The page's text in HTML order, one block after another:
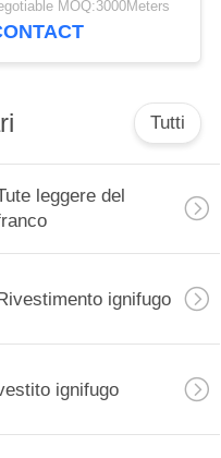
la tenda
MOQ:3000Meters
Tutti
leggere del
ignifugo
ignifugo